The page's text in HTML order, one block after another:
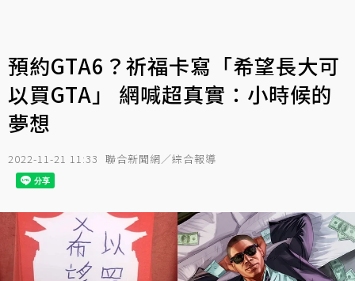
預約GTA6？祈福卡寫「希望長大可
以買GTA」 網喊超真實：小時候的
夢想
2022-11-21 11:33 聯合新聞網／綜合報導